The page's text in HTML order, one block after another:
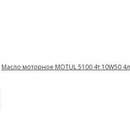
Масло моторное MOTUL 5100 4т 10W50 4л